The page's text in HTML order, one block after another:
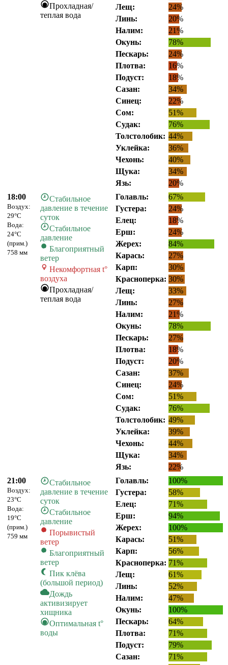
Прохладная/
теплая вода
Лещ:
24%
Линь:
20%
Налим:
21%
Окунь:
78%
Пескарь:
24%
Плотва:
16%
Подуст:
18%
Сазан:
34%
Синец:
22%
Сом:
51%
Судак:
76%
Толстолобик: 44%
Уклейка:
36%
Чехонь:
40%
Щука:
34%
Язь:
20%
18:00
Воздух:
29°C
Вода:
24°C
(прим.)
758 мм
Стабильное
давление в течение
суток
Стабильное
давление
Благоприятный
ветер
Некомфортная t°
воздуха
Прохладная/
теплая вода
Голавль:
67%
Густера:
24%
Елец:
18%
Ерш:
24%
Жерех:
84%
Карась:
27%
Карп:
30%
Красноперка: 30%
Лещ:
33%
Линь:
27%
Налим:
21%
Окунь:
78%
Пескарь:
27%
Плотва:
18%
Подуст:
20%
Сазан:
37%
Синец:
24%
Сом:
51%
Судак:
76%
Толстолобик: 49%
Уклейка:
39%
Чехонь:
44%
Щука:
34%
Язь:
22%
21:00
Воздух:
23°C
Вода:
19°C
(прим.)
759 мм
Стабильное
давление в течение
суток
Стабильное
давление
Порывистый
ветер
Благоприятный
ветер
Пик клёва
(большой период)
Дождь
активизирует
хищника
Оптимальная t°
воды
Голавль:
100%
Густера:
58%
Елец:
71%
Ерш:
94%
Жерех:
100%
Карась:
51%
Карп:
56%
Красноперка: 71%
Лещ:
61%
Линь:
52%
Налим:
47%
Окунь:
100%
Пескарь:
64%
Плотва:
71%
Подуст:
79%
Сазан:
71%